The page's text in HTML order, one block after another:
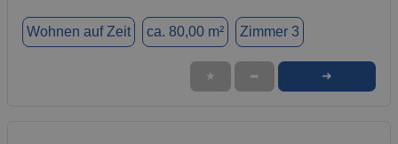
Wohnen auf Zeit ca. 80,00 m² Zimmer 3
★ ➦ ➜